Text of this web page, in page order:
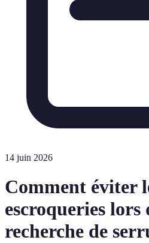
14 juin 2026
Comment éviter
escroqueries lors
recherche de